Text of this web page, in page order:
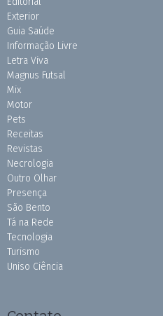
Exterior
Guia Saúde
Informação Livre
Letra Viva
Magnus Futsal
Mix
Motor
Pets
Receitas
Revistas
Necrologia
Outro Olhar
Presença
São Bento
Tá na Rede
Tecnologia
Turismo
Uniso Ciência